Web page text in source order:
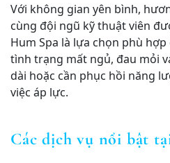
Với không gian yên bình,
cùng đội ngũ kỹ thuật viên
Hum Spa là lựa chọn phù
tình trạng mất ngủ, đau mỏi
dài hoặc cần phục hồi năng
việc áp lực.
Các dịch vụ nổi bật